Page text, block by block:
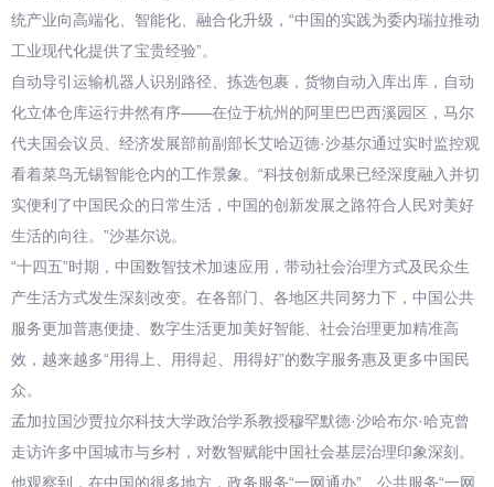
统产业向高端化、智能化、融合化升级，“中国的实践为委内瑞拉推动
工业现代化提供了宝贵经验”。
自动导引运输机器人识别路径、拣选包裹，货物自动入库出库，自动
化立体仓库运行井然有序——在位于杭州的阿里巴巴西溪园区，马尔
代夫国会议员、经济发展部前副部长艾哈迈德·沙基尔通过实时监控观
看着菜鸟无锡智能仓内的工作景象。“科技创新成果已经深度融入并切
实便利了中国民众的日常生活，中国的创新发展之路符合人民对美好
生活的向往。”沙基尔说。
“十四五”时期，中国数智技术加速应用，带动社会治理方式及民众生
产生活方式发生深刻改变。在各部门、各地区共同努力下，中国公共
服务更加普惠便捷、数字生活更加美好智能、社会治理更加精准高
效，越来越多“用得上、用得起、用得好”的数字服务惠及更多中国民
众。
孟加拉国沙贾拉尔科技大学政治学系教授穆罕默德·沙哈布尔·哈克曾
走访许多中国城市与乡村，对数智赋能中国社会基层治理印象深刻。
他观察到，在中国的很多地方，政务服务“一网通办”、公共服务“一网